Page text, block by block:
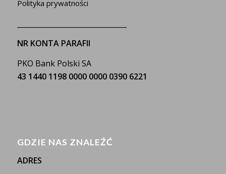
Polityka prywatności
NR KONTA PARAFII
PKO Bank Polski SA
43 1440 1198 0000 0000 0390 6221
GDZIE NAS ZNALEŹĆ
ADRES